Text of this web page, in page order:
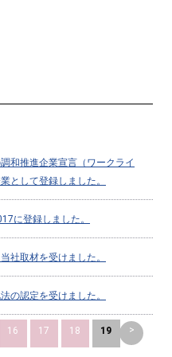
和推進企業宣言（ワークライ
として登録しました。
に登録しました。
社取材を受けました。
の認定を受けました。
16 17 18 19 >